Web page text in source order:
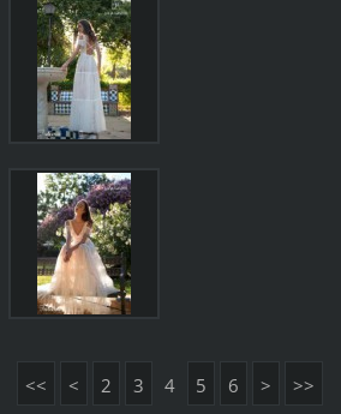
<< < 2 3 4 5 6 > >>